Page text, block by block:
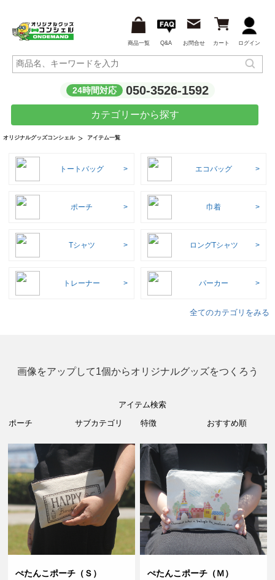
商品一覧 Q&A お問合せ カート ログイン
24時間対応 050-3526-1592
カテゴリーから探す
オリジナルグッズコンシェル アイテム一覧
トートバッグ エコバッグ
ポーチ 巾着
Tシャツ ロングTシャツ
トレーナー パーカー
全てのカテゴリをみる
画像をアップして1個からオリジナルグッズをつくろう
アイテム検索
ぺたんこポーチ（Ｓ） ぺたんこポーチ（Ｍ）